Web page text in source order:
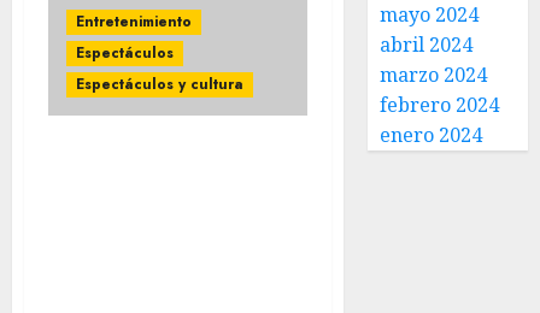
Entretenimiento
Espectáculos
Espectáculos y cultura
mayo 2024
abril 2024
marzo 2024
febrero 2024
enero 2024